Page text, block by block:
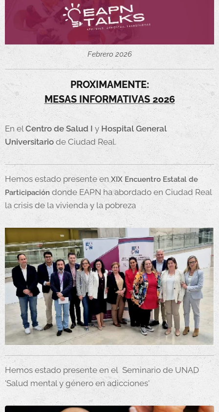
Febrero 2026
PROXIMAMENTE:
MESAS INFORMATIVAS 2026
En elCentro de Salud I y Hospital General
Universitario de Ciudad Real.
Hemos estado presente en XIX Encuentro Estatal de
Participación donde EAPN ha abordado en Ciudad Real
la crisis de la vivienda y la pobreza
Hemos estado presente en el Seminario de UNAD
'Salud mental y género en adicciones'